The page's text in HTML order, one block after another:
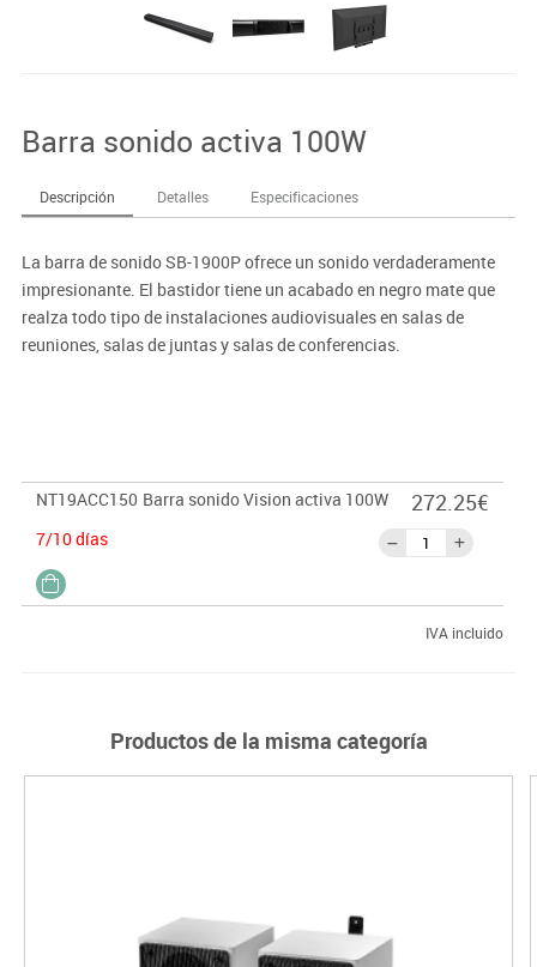
Barra sonido activa 100W
Descripción Detalles Especificaciones
La barra de sonido SB-1900P ofrece un sonido verdaderamente
impresionante. El bastidor tiene un acabado en negro mate que
realza todo tipo de instalaciones audiovisuales en salas de
reuniones, salas de juntas y salas de conferencias.
- Entradas y salidas : Cuenta con dos entradas HDMI y una salida
para facilitar la conexión con otros dispositivos.
- HDMI ARC: si se conecta una pantalla a la entrada ARC el mando
a distancia de la pantalla controla el volumen del altavoz.
- Entrada analógica: Entrada auxiliar 3,5mm.
ojales para colgar en la pared y patas de goma para integrar en
NT19ACC150 Barra sonido Vision activa 100W
7/10 días
272.25€
IVA incluido
Productos de la misma categoría